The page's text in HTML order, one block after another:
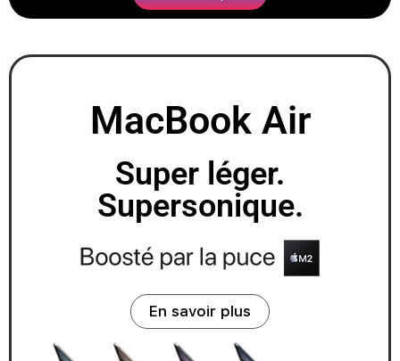
MacBook Air
Super léger.
Supersonique.
En savoir plus